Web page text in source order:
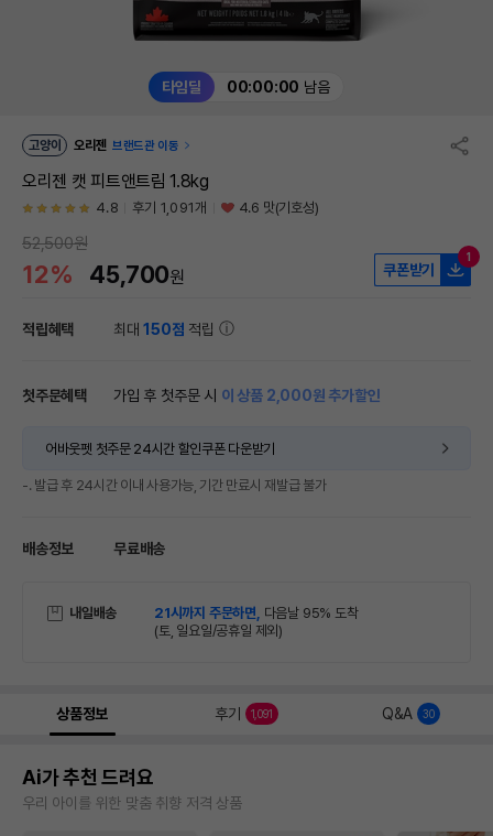
타임딜 00:00:00 남음
고양이 오리젠 브랜드관 이동
오리젠 캣 피트앤트림 1.8kg
4.8 후기 1,091개 4.6 맛(기호성)
52,500원
12% 45,700원 쿠폰받기
1
적립혜택 최대150점 적립
첫주문혜택 가입 후 첫주문 시 이 상품 2,000원 추가할인
어바웃펫 첫주문 24시간 할인쿠폰 다운받기
-. 발급 후 24시간 이내 사용가능, 기간 만료시 재발급 불가
배송정보 무료배송
내일배송 21시까지 주문하면, 다음날 95% 도착
(토, 일요일/공휴일 제외)
상품정보 후기 1,091 Q&A 30
Ai가 추천 드려요
우리 아이를 위한 맞춤 취향 저격 상품